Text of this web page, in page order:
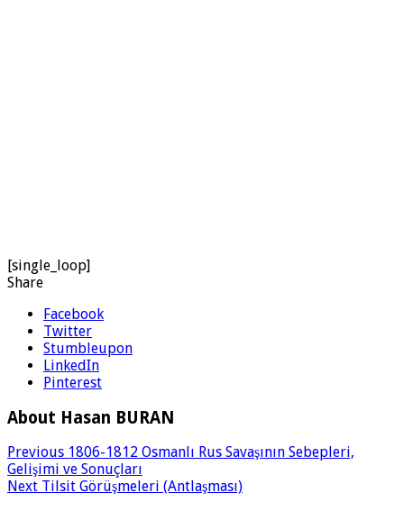
[single_loop]
Share
Facebook
Twitter
Stumbleupon
LinkedIn
Pinterest
About Hasan BURAN
Previous 1806-1812 Osmanlı Rus Savaşının Sebepleri,
Gelişimi ve Sonuçları
Next Tilsit Görüşmeleri (Antlaşması)